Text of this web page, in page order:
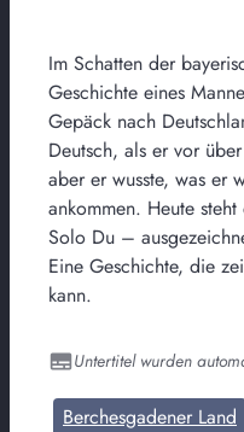
Im Schatten der
Geschichte eines
Gepäck nach
Deutsch, als er vor
aber er wusste, was er
ankommen. Heute
Solo Du –
Eine Geschichte, die
kann.
Untertitel wurden
Berchesgadener Land